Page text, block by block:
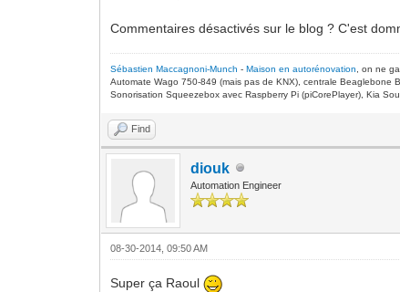
Commentaires désactivés sur le blog ? C'est
Sébastien Maccagnoni-Munch -Maison en autorénovation
, on ne
Automate Wago 750-849 (mais pas de KNX), centrale Beaglebone
Sonorisation Squeezebox avec Raspberry Pi (piCorePlayer), Kia
Find
diouk
Automation Engineer
08-30-2014, 09:50 AM
Super ça Raoul